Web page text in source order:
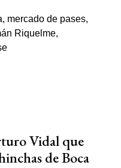
Vidal que
de Boca